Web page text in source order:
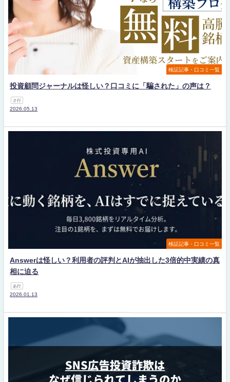
検証記事・口コミ一覧
投資顧問ジャーナルは怪しい？口コミに「騙された」の声は？
さ行
2026.05.13
検証記事・口コミ一覧
Answerは怪しい？利用者の評判とAIが抽出した3倍的中実績の真
相に迫る
あ行
2026.01.13